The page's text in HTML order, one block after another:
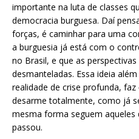
importante na luta de classes
democracia burguesa. Daí
forças, é caminhar para uma
a burguesia já está com o
no Brasil, e que as
desmanteladas. Essa ideia
realidade de crise profunda,
desarme totalmente, como já
mesma forma seguem
passou.